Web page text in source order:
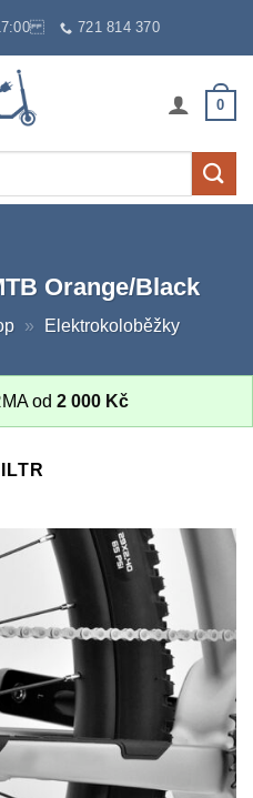
721 814 370
0
Orange/Black
» Elektrokoloběžky
od 2 000 Kč